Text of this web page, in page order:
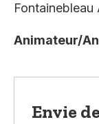
Fontainebleau
Animateur/
Envie